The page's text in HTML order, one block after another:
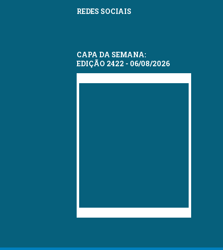
REDES SOCIAIS
CAPA DA SEMANA:
EDIÇÃO 2422 - 06/08/2026